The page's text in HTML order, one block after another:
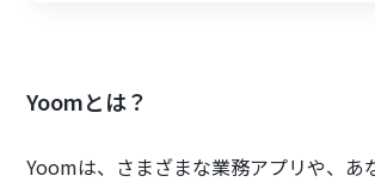
Yoomとは？
Yoomは、さまざまな業務アプリや、あ